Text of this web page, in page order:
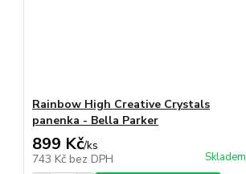
Rainbow High Creative Crystals
panenka - Bella Parker
899 Kč/ks
743 Kč bez DPH Skladem